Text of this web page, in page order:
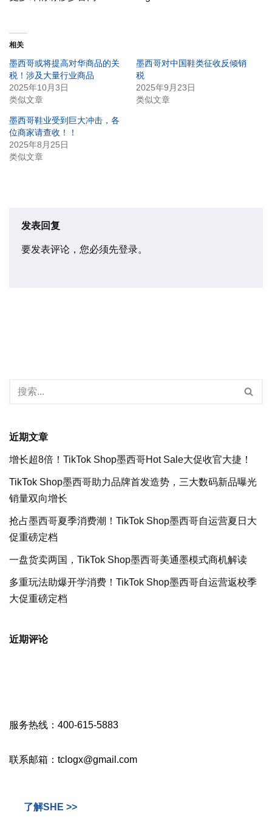
相关
墨西哥或将提高对华商品的关
税！涉及大量行业商品
2025年10月3日
类似文章
墨西哥对中国鞋类征收反倾销
税
2025年9月23日
类似文章
墨西哥鞋业受到巨大冲击，各
位商家请查收！！
2025年8月25日
类似文章
发表回复
要发表评论，您必须先登录。
近期文章
增长超8倍！TikTok Shop墨西哥Hot Sale大促收官大捷！
TikTok Shop墨西哥助力品牌首发造势，三大数码新品曝光
销量双向增长
抢占墨西哥夏季消费潮！TikTok Shop墨西哥自运营夏日大
促重磅定档
一盘货卖两国，TikTok Shop墨西哥美通墨模式商机解读
多重玩法助爆开学消费！TikTok Shop墨西哥自运营返校季
大促重磅定档
近期评论
服务热线：400-615-5883
联系邮箱：tclogx@gmail.com
了解SHE >>